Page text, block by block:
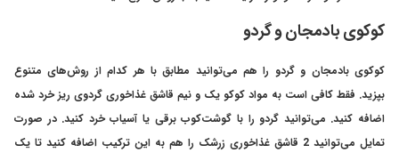
کوکوی بادمجان و گردو
کوکوی بادمجان و گردو را هم می‌توانید مطابق با هر کدام از روش‌های متنوع
بپزید. فقط کافی است به مواد کوکو یک و نیم قاشق غذاخوری گردوی ریز خرد شده
اضافه کنید. می‌توانید گردو را با گوشت‌کوب برقی یا آسیاب خرد کنید. در صورت
تمایل می‌توانید 2 قاشق غذاخوری زرشک را هم به این ترکیب اضافه کنید تا یک